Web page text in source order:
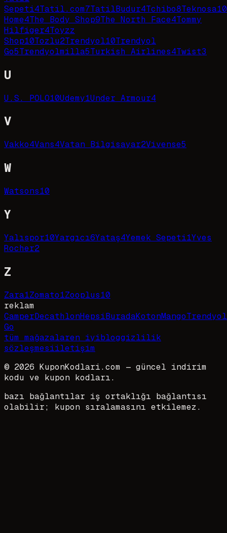
Sepeti4Tatil.com7TatilBudur4Tchibo8Teknosa10
Home4The Body Shop9The North Face4Tommy
Hilfiger4Toyzz
Shop10Tozlu2Trendyol10Trendyol
Go5Trendyolmilla5Turkish Airlines4Twist3
U
U.S. POLO10Udemy1Under Armour4
V
Vakko4Vans4Vatan Bilgisayar2Vivense5
W
Watsons10
Y
Yalıspor10Yargıcı6Yataş4Yemek Sepeti1Yves
Rocher2
Z
Zara1Zomato1Zooplus10
reklam
CamperDecathlonHepsiBuradaKotonMangoTrendyol
Go
tüm mağazalaren iyibloggizlilik
sözleşmesiiletişim
© 2026 KuponKodlari.com — güncel indirim
kodu ve kupon kodları.
bazı bağlantılar iş ortaklığı bağlantısı
olabilir; kupon sıralamasını etkilemez.